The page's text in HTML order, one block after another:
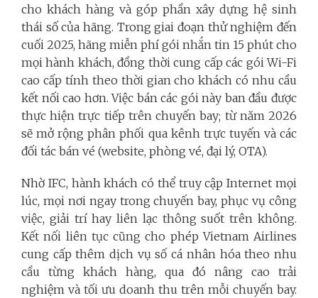
cho khách hàng và góp phần xây dựng hệ sinh
thái số của hãng. Trong giai đoạn thử nghiệm đến
cuối 2025, hãng miễn phí gói nhắn tin 15 phút cho
mọi hành khách, đồng thời cung cấp các gói Wi-Fi
cao cấp tính theo thời gian cho khách có nhu cầu
kết nối cao hơn. Việc bán các gói này ban đầu được
thực hiện trực tiếp trên chuyến bay; từ năm 2026
sẽ mở rộng phân phối qua kênh trực tuyến và các
đối tác bán vé (website, phòng vé, đại lý, OTA).
Nhờ IFC, hành khách có thể truy cập Internet mọi
lúc, mọi nơi ngay trong chuyến bay, phục vụ công
việc, giải trí hay liên lạc thông suốt trên không.
Kết nối liên tục cũng cho phép Vietnam Airlines
cung cấp thêm dịch vụ số cá nhân hóa theo nhu
cầu từng khách hàng, qua đó nâng cao trải
nghiệm và tối ưu doanh thu trên mỗi chuyến bay.